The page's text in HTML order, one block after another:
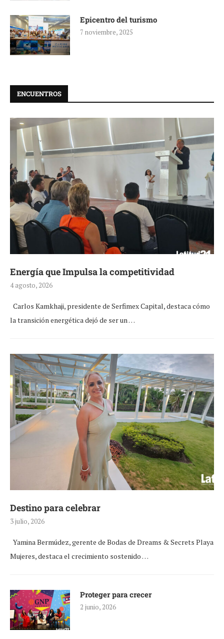
Epicentro del turismo
7 noviembre, 2025
ENCUENTROS
Energía que Impulsa la competitividad
4 agosto, 2026
Carlos Kamkhaji, presidente de Serfimex Capital, destaca cómo
la transición energética dejó de ser un …
Destino para celebrar
3 julio, 2026
Yamina Bermúdez, gerente de Bodas de Dreams & Secrets Playa
Mujeres, destaca el crecimiento sostenido …
Proteger para crecer
2 junio, 2026